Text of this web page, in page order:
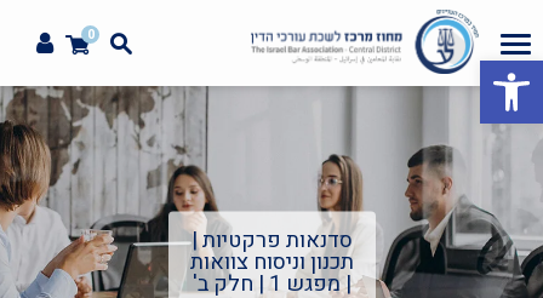
פתח סרגל נגישות
0
סדנאות פרקטיות |
תכנון וניסוח צוואות
| מפגש 1 | חלק ב'